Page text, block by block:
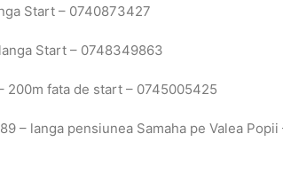
Start – 0740873427
Start – 0748349863
200m fata de start – 0745005425
– langa pensiunea Samaha pe Valea